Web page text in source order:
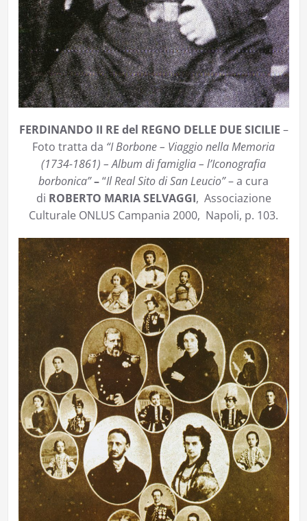
FERDINANDO II RE del REGNO DELLE DUE SICILIE –
Foto tratta da “I Borbone – Viaggio nella Memoria
(1734-1861) – Album di famiglia – l’Iconografia
borbonica”–“IlReal Sito di San Leucio”– a cura
di ROBERTO MARIA SELVAGGI, Associazione
Culturale ONLUS Campania 2000, Napoli, p. 103.